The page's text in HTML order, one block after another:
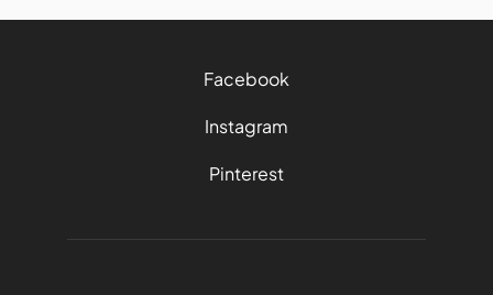
Facebook
Instagram
Pinterest